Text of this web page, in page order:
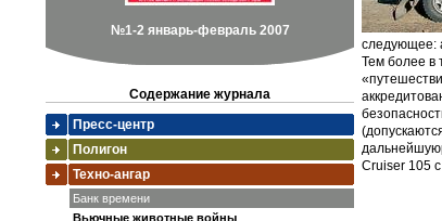
следующее:
Тем более в
Cruiser 105
№1-2 январь-февраль 2007
Содержание журнала
Пресс-центр
Полигон
Техно-ангар
Банк времени
Вьючные животные войны